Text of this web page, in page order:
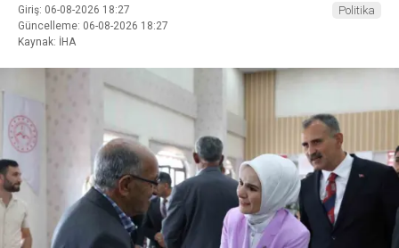
Giriş: 06-08-2026 18:27
Güncelleme: 06-08-2026 18:27
Kaynak: İHA
Politika